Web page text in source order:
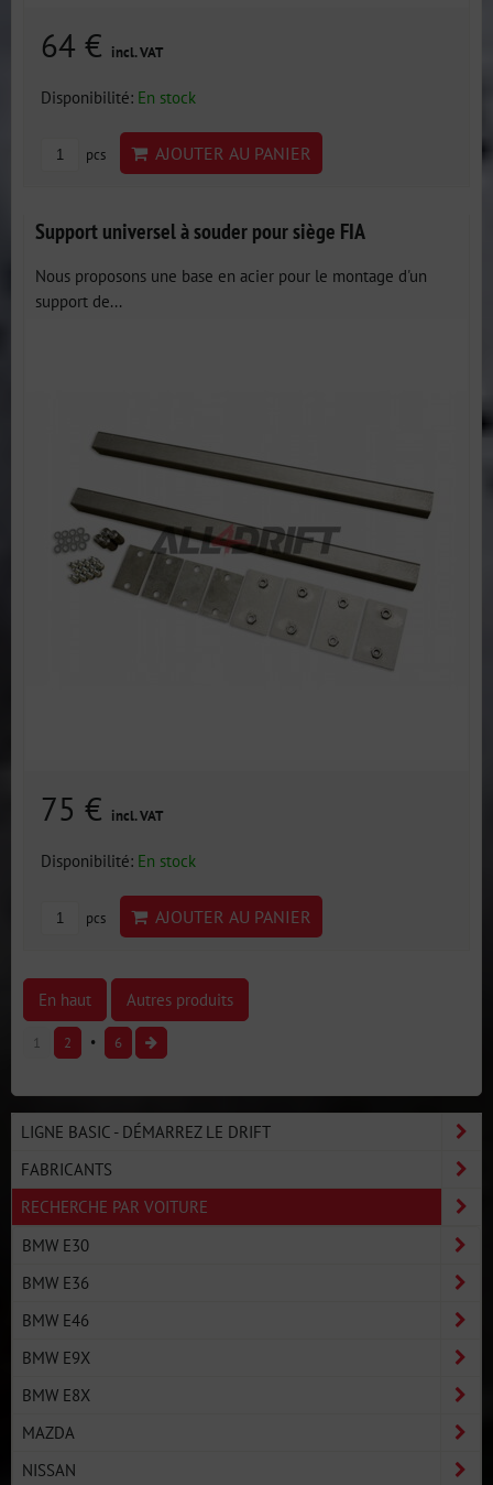
64 € incl. VAT
Disponibilité: En stock
pcs AJOUTER AU PANIER
Support universel à souder pour siège FIA
Nous proposons une base en acier pour le montage d'un
support de...
75 € incl. VAT
Disponibilité: En stock
pcs AJOUTER AU PANIER
En haut Autres produits
1 2 6
LIGNE BASIC - DÉMARREZ LE DRIFT
FABRICANTS
RECHERCHE PAR VOITURE
BMW E30
BMW E36
BMW E46
BMW E9X
BMW E8X
MAZDA
NISSAN